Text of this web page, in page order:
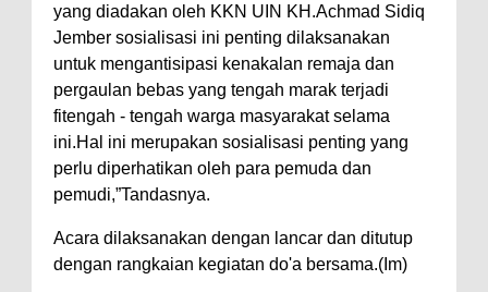
yang diadakan oleh KKN UIN KH.Achmad Sidiq
Jember sosialisasi ini penting dilaksanakan
untuk mengantisipasi kenakalan remaja dan
pergaulan bebas yang tengah marak terjadi
fitengah - tengah warga masyarakat selama
ini.Hal ini merupakan sosialisasi penting yang
perlu diperhatikan oleh para pemuda dan
pemudi,”Tandasnya.
Acara dilaksanakan dengan lancar dan ditutup
dengan rangkaian kegiatan do'a bersama.(Im)